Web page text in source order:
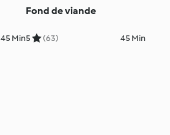
45 Min
Fond de viande
5 (63) 45 Min